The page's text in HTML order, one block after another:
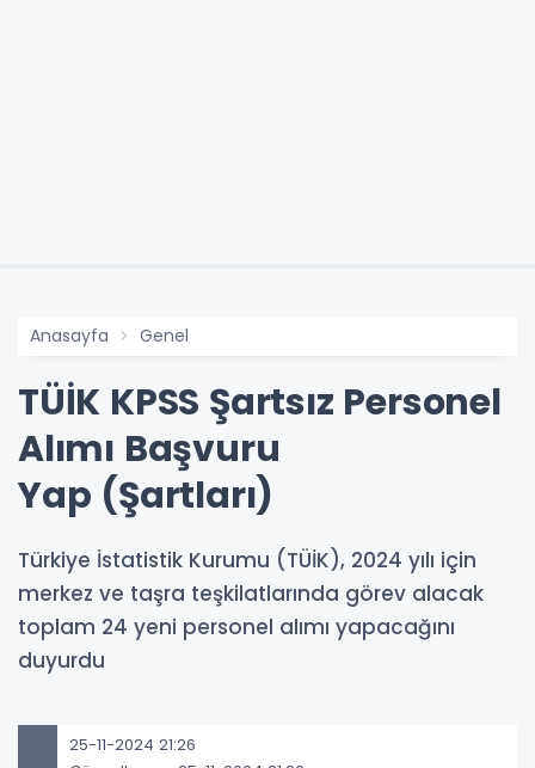
Anasayfa Genel
TÜİK KPSS Şartsız Personel
Alımı Başvuru
Yap (Şartları)
Türkiye İstatistik Kurumu (TÜİK), 2024 yılı için
merkez ve taşra teşkilatlarında görev alacak
toplam 24 yeni personel alımı yapacağını
duyurdu
25-11-2024 21:26